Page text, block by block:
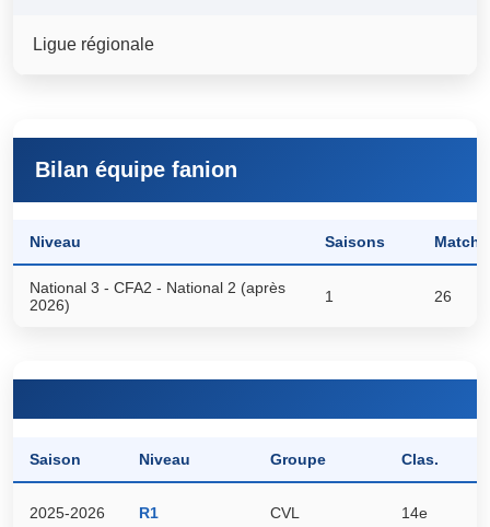
Ligue régionale
Bilan équipe fanion
Niveau Saisons Matchs
National 3 - CFA2 - National 2 (après
2026)
1 26
Saison Niveau Groupe Clas.
2025-2026 R1 CVL 14e